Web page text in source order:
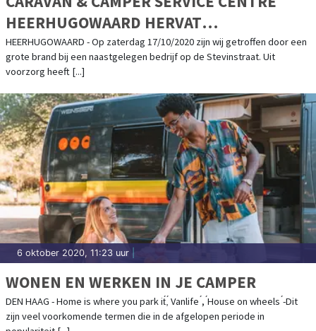
HEERHUGOWAARD HERVAT
WERKZAAMHEDEN NA BRAND
HEERHUGOWAARD - Op zaterdag 17/10/2020 zijn wij getroffen door een
grote brand bij een naastgelegen bedrijf op de Stevinstraat. Uit
voorzorg heeft [...]
6 oktober 2020, 11:23 uur
WONEN EN WERKEN IN JE CAMPER
DEN HAAG - Home is where you park it́,́ Vanlife ́, ́House on wheels ́-Dit
zijn veel voorkomende termen die in de afgelopen periode in